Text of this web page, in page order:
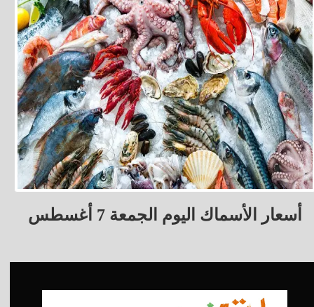
أسعار الأسماك اليوم الجمعة 7 أغسطس